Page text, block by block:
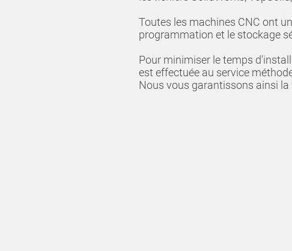
Toutes les machines CNC ont
programmation et le stockage
Pour minimiser le temps
est effectuée au service
Nous vous garantissons ainsi